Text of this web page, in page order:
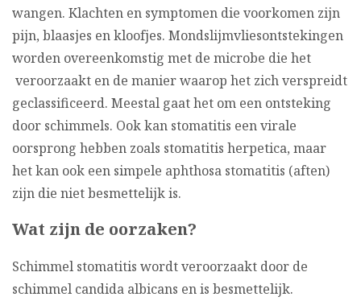
wangen. Klachten en symptomen die voorkomen zijn
pijn, blaasjes en kloofjes. Mondslijmvliesontstekingen
worden overeenkomstig met de microbe die het
veroorzaakt en de manier waarop het zich verspreidt
geclassificeerd. Meestal gaat het om een ontsteking
door schimmels. Ook kan stomatitis een virale
oorsprong hebben zoals stomatitis herpetica, maar
het kan ook een simpele aphthosa stomatitis (aften)
zijn die niet besmettelijk is.
Wat zijn de oorzaken?
Schimmel stomatitis wordt veroorzaakt door de
schimmel candida albicans en is besmettelijk.